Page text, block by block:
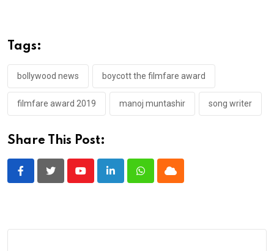
Tags:
bollywood news boycott the filmfare award
filmfare award 2019 manoj muntashir song writer
Share This Post:
YoutubeLinkedInWhatsappCloud